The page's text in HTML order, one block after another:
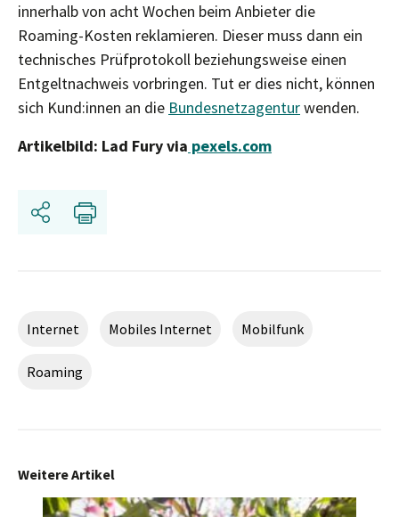
innerhalb von acht Wochen beim Anbieter die
Roaming-Kosten reklamieren. Dieser muss dann ein
technisches Prüfprotokoll beziehungsweise einen
Entgeltnachweis vorbringen. Tut er dies nicht, können
sich Kund:innen an die Bundesnetzagenturwenden.
Artikelbild: Lad Fury via pexels.com
Share
Internet Mobiles Internet Mobilfunk
Roaming
Weitere Artikel